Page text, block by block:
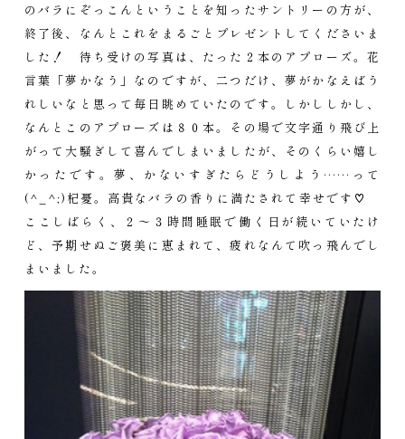
のバラにぞっこんということを知ったサントリーの方が、
終了後、なんとこれをまるごとプレゼントしてくださいま
した！ 待ち受けの写真は、たった２本のアプローズ。花
言葉「夢かなう」なのですが、二つだけ、夢がかなえばう
れしいなと思って毎日眺めていたのです。しかししかし、
なんとこのアプローズは８０本。その場で文字通り飛び上
がって大騒ぎして喜んでしまいましたが、そのくらい嬉し
かったです。夢、かないすぎたらどうしよう……って
(^_^;)杞憂。高貴なバラの香りに満たされて幸せです♡
ここしばらく、２～３時間睡眠で働く日が続いていたけ
ど、予期せぬご褒美に恵まれて、疲れなんて吹っ飛んでし
まいました。